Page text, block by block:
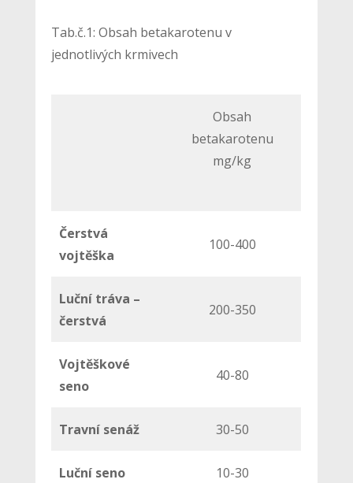
Tab.č.1: Obsah betakarotenu v
jednotlivých krmivech
Obsah
betakarotenu
mg/kg
Čerstvá
vojtěška
100-400
Luční tráva –
čerstvá
200-350
Vojtěškové
seno
40-80
Travní senáž 30-50
Luční seno 10-30